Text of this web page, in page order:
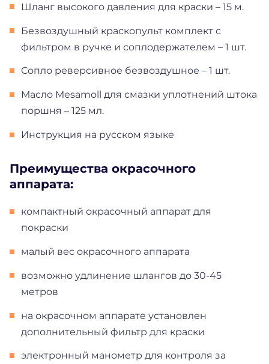
Шланг высокого давления для краски – 15 м.
Безвоздушный краскопульт комплект с
фильтром в ручке и соплодержателем – 1 шт.
Сопло реверсивное безвоздушное – 1 шт.
Масло Mesamoll для смазки уплотнений штока
поршня – 125 мл.
Инструкция на русском языке
Преимущества окрасочного
аппарата:
компактный окрасочный аппарат для
покраски
малый вес окрасочного аппарата
возможно удлинение шлангов до 30-45
метров
на окрасочном аппарате установлен
дополнительный фильтр для краски
электронный манометр для контроля за